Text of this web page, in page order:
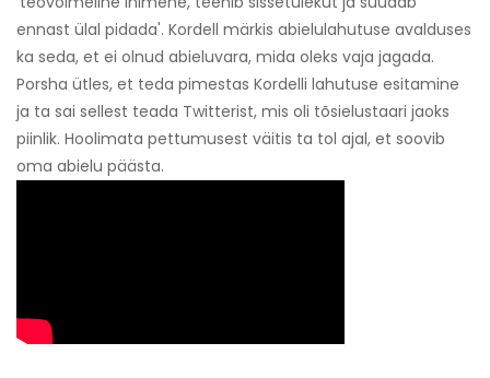
ennast ülal pidada'. Kordell märkis abielulahutuse avalduses
ka seda, et ei olnud abieluvara, mida oleks vaja jagada.
Porsha ütles, et teda pimestas Kordelli lahutuse esitamine
ja ta sai sellest teada Twitterist, mis oli tõsielustaari jaoks
piinlik. Hoolimata pettumusest väitis ta tol ajal, et soovib
oma abielu päästa.